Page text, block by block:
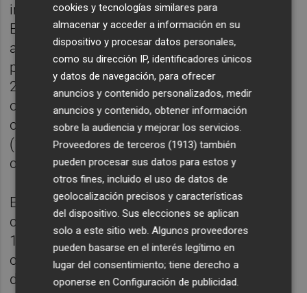
ingresados y positivos en COVID-19 en toda
España (15.991 ayer) y 1.768 en UCI (1.838
ayer). En las últimas 24 horas, se han
producido 1.456 ingresos (1.337 ayer) y
2.142 altas (1.015 ayer). La tasa de
ocupación de camas ocupadas por
coronavirus se sitúa en el 12,20 por ciento
(12,83% ayer) y en las UCI en el 18,76 por
ciento (19,56% ayer).
Entre el 28 de enero y el 3 de febrero, las
comunidades autónomas han realizado
1.281.280 pruebas diagnósticas, de las
cuales 533.223 han sido PCR y 748.057 test
de antígenos, con una tasa global por
cookies y tecnologías similares para
almacenar y acceder a información en su
dispositivo y procesar datos personales,
como su dirección IP, identificadores únicos
y datos de navegación, para ofrecer
anuncios y contenido personalizados, medir
anuncios y contenido, obtener información
sobre la audiencia y mejorar los servicios.
Proveedores de terceros (1913) también
pueden procesar sus datos para estos y
otros fines, incluido el uso de datos de
geolocalización precisos y características
del dispositivo. Sus elecciones se aplican
solo a este sitio web. Algunos proveedores
pueden basarse en el interés legítimo en
lugar del consentimiento; tiene derecho a
oponerse enConfiguración de publicidad